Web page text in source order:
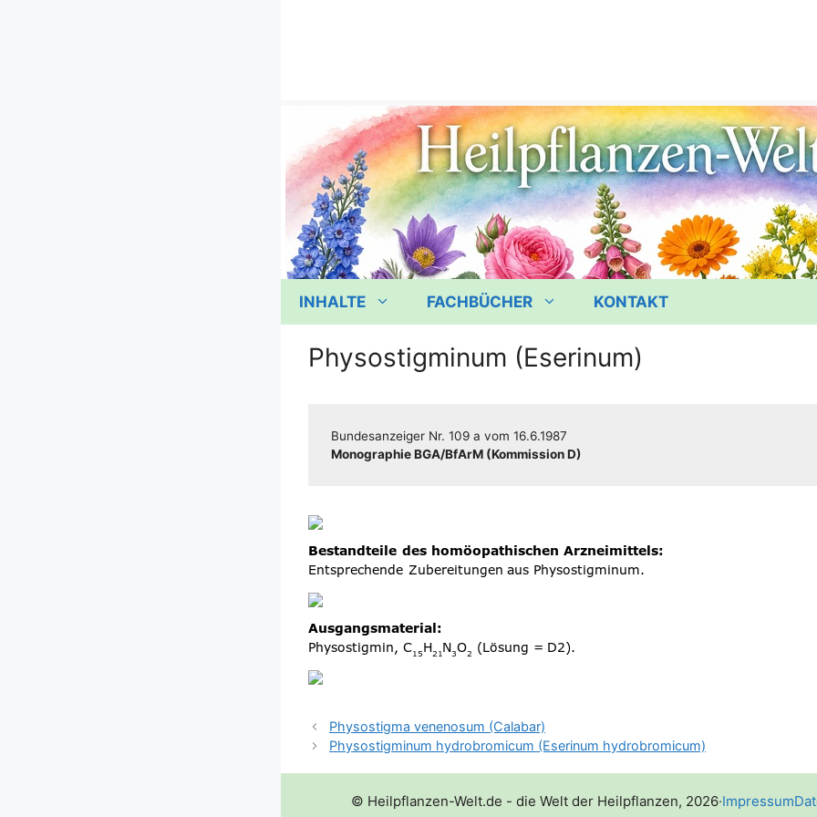
INHALTE FACHBÜCHER KONTAKT
Physostigminum (Eserinum)
Bun­des­an­zei­ger Nr. 109 a vom 16.6.1987
Mono­gra­phie BGA/​​BfArM (Kom­mis­si­on D)
Physostigma venenosum (Calabar)
Physostigminum hydrobromicum (Eserinum hydrobromicum)
© Heilpflanzen-Welt.de - die Welt der Heilpflanzen, 2026·Impressum